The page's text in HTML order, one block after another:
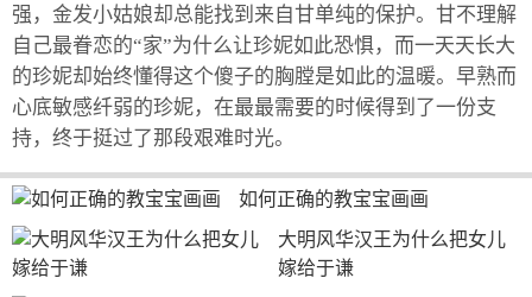
强，金发小姑娘却总能找到来自甘单纯的保护。甘不理解
自己最眷恋的“家”为什么让珍妮如此恐惧，而一天天长大
的珍妮却始终懂得这个傻子的胸膛是如此的温暖。早熟而
心底敏感纤弱的珍妮，在最最需要的时候得到了一份支
持，终于挺过了那段艰难时光。
如何正确的教宝宝画画
大明风华汉王为什么把女儿
嫁给于谦